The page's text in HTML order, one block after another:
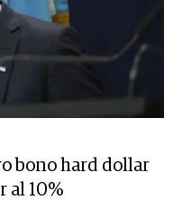
bono hard dollar
al 10%